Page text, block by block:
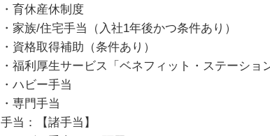
・育休産休制度
・家族/住宅手当（入社1年後かつ条件あり）
・資格取得補助（条件あり）
・福利厚生サービス「ベネフィット・ステーショ
・ハビー手当
・専門手当
手当：【諸手当】